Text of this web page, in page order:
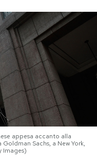
calcio 2026
appesa accanto alla
Sachs, a New York,
Images)